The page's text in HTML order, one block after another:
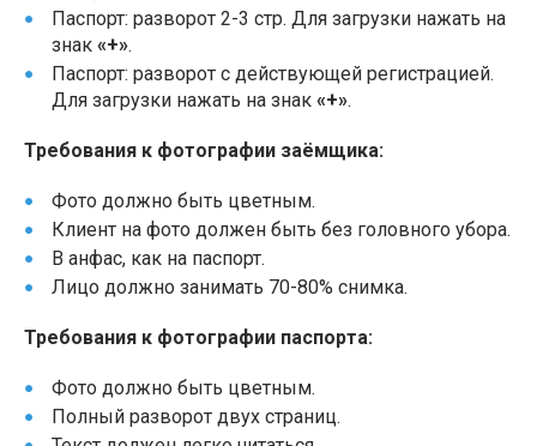
Паспорт: разворот 2-3 стр. Для загрузки нажать на
знак «+».
Паспорт: разворот с действующей регистрацией.
Для загрузки нажать на знак «+».
Требования к фотографии заёмщика:
Фото должно быть цветным.
Клиент на фото должен быть без головного убора.
В анфас, как на паспорт.
Лицо должно занимать 70-80% снимка.
Требования к фотографии паспорта:
Фото должно быть цветным.
Полный разворот двух страниц.